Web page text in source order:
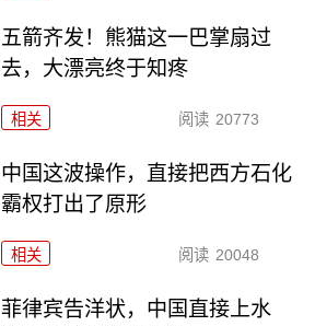
五箭齐发！熊猫这一巴掌扇过
去，大漂亮终于知疼
相关 阅读 20773
中国这波操作，直接把西方石化
霸权打出了原形
相关 阅读 20048
菲律宾告洋状，中国直接上水